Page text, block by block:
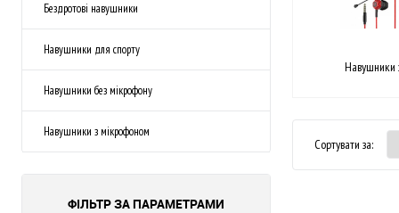
Бездротові навушники
Навушники для спорту
Навушники без мікрофону
Навушники з мікрофоном
ФІЛЬТР ЗА ПАРАМЕТРАМИ
Навушники
Сортувати за: